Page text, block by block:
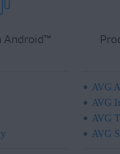
Android™
AVG
AVG
AVG
AVG